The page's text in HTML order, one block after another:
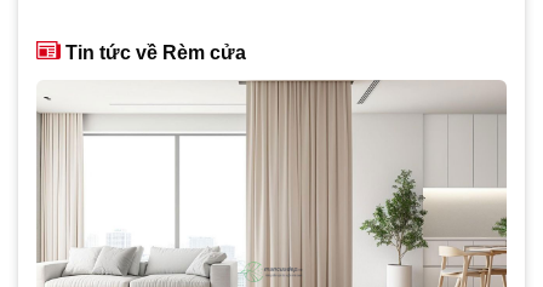
Tin tức về Rèm cửa